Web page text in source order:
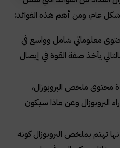
عام، ومن أهم هذه الفوائد:
معلوماتي شامل وواسع في
يأخذ صفة القوة في إيصال
محتوى ملخص البروبوزال،
البروبوزال وعن ماذا سيكون
تهتم بملخص البروبوزال كونه